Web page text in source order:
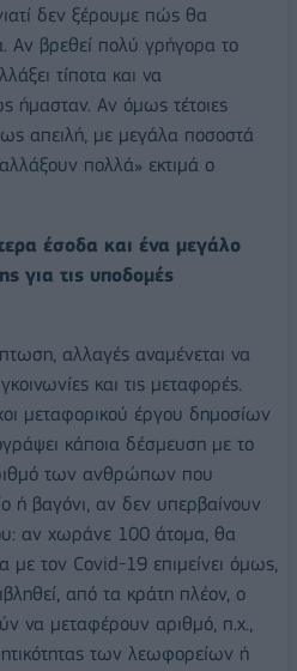
δεν ξέρουμε πώς θα
Αν βρεθεί πολύ γρήγορα το
τίποτα και να
ήμασταν. Αν όμως τέτοιες
απειλή, με μεγάλα ποσοστά
πολλά» εκτιμά ο
έσοδα και ένα μεγάλο
για τις υποδομές
αλλαγές αναμένεται να
και τις μεταφορές.
μεταφορικού έργου δημοσίων
κάποια δέσμευση με το
των ανθρώπων που
ή βαγόνι, αν δεν υπερβαίνουν
αν χωράνε 100 άτομα, θα
τον Covid-19 επιμείνει όμως,
από τα κράτη πλέον, ο
να μεταφέρουν αριθμό, π.χ.,
των λεωφορείων ή